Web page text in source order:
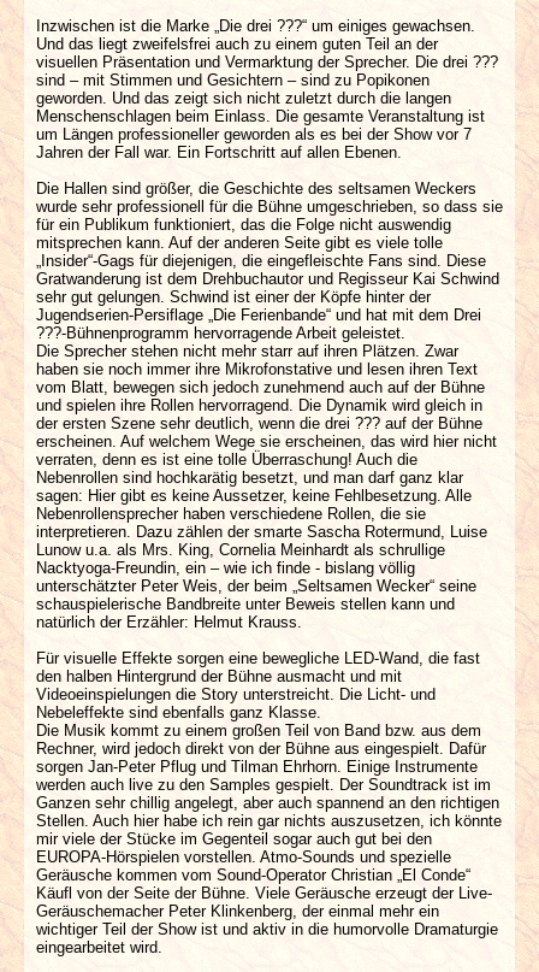
Inzwischen ist die Marke „Die drei ???“ um einiges gewachsen.
Und das liegt zweifelsfrei auch zu einem guten Teil an der
visuellen Präsentation und Vermarktung der Sprecher. Die drei ???
sind – mit Stimmen und Gesichtern – sind zu Popikonen
geworden. Und das zeigt sich nicht zuletzt durch die langen
Menschenschlagen beim Einlass. Die gesamte Veranstaltung ist
um Längen professioneller geworden als es bei der Show vor 7
Jahren der Fall war. Ein Fortschritt auf allen Ebenen.
Die Hallen sind größer, die Geschichte des seltsamen Weckers
wurde sehr professionell für die Bühne umgeschrieben, so dass sie
für ein Publikum funktioniert, das die Folge nicht auswendig
mitsprechen kann. Auf der anderen Seite gibt es viele tolle
„Insider“-Gags für diejenigen, die eingefleischte Fans sind. Diese
Gratwanderung ist dem Drehbuchautor und Regisseur Kai Schwind
sehr gut gelungen. Schwind ist einer der Köpfe hinter der
Jugendserien-Persiflage „Die Ferienbande“ und hat mit dem Drei
???-Bühnenprogramm hervorragende Arbeit geleistet.
Die Sprecher stehen nicht mehr starr auf ihren Plätzen. Zwar
haben sie noch immer ihre Mikrofonstative und lesen ihren Text
vom Blatt, bewegen sich jedoch zunehmend auch auf der Bühne
und spielen ihre Rollen hervorragend. Die Dynamik wird gleich in
der ersten Szene sehr deutlich, wenn die drei ??? auf der Bühne
erscheinen. Auf welchem Wege sie erscheinen, das wird hier nicht
verraten, denn es ist eine tolle Überraschung! Auch die
Nebenrollen sind hochkarätig besetzt, und man darf ganz klar
sagen: Hier gibt es keine Aussetzer, keine Fehlbesetzung. Alle
Nebenrollensprecher haben verschiedene Rollen, die sie
interpretieren. Dazu zählen der smarte Sascha Rotermund, Luise
Lunow u.a. als Mrs. King, Cornelia Meinhardt als schrullige
Nacktyoga-Freundin, ein – wie ich finde - bislang völlig
unterschätzter Peter Weis, der beim „Seltsamen Wecker“ seine
schauspielerische Bandbreite unter Beweis stellen kann und
natürlich der Erzähler: Helmut Krauss.
Für visuelle Effekte sorgen eine bewegliche LED-Wand, die fast
den halben Hintergrund der Bühne ausmacht und mit
Videoeinspielungen die Story unterstreicht. Die Licht- und
Nebeleffekte sind ebenfalls ganz Klasse.
Die Musik kommt zu einem großen Teil von Band bzw. aus dem
Rechner, wird jedoch direkt von der Bühne aus eingespielt. Dafür
sorgen Jan-Peter Pflug und Tilman Ehrhorn. Einige Instrumente
werden auch live zu den Samples gespielt. Der Soundtrack ist im
Ganzen sehr chillig angelegt, aber auch spannend an den richtigen
Stellen. Auch hier habe ich rein gar nichts auszusetzen, ich könnte
mir viele der Stücke im Gegenteil sogar auch gut bei den
EUROPA-Hörspielen vorstellen. Atmo-Sounds und spezielle
Geräusche kommen vom Sound-Operator Christian „El Conde“
Käufl von der Seite der Bühne. Viele Geräusche erzeugt der Live-
Geräuschemacher Peter Klinkenberg, der einmal mehr ein
wichtiger Teil der Show ist und aktiv in die humorvolle Dramaturgie
eingearbeitet wird.